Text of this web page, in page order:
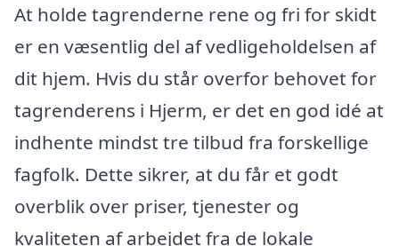
At holde tagrenderne rene og fri for skidt
er en væsentlig del af vedligeholdelsen af
dit hjem. Hvis du står overfor behovet for
tagrenderens i Hjerm, er det en god idé at
indhente mindst tre tilbud fra forskellige
fagfolk. Dette sikrer, at du får et godt
overblik over priser, tjenester og
kvaliteten af arbejdet fra de lokale